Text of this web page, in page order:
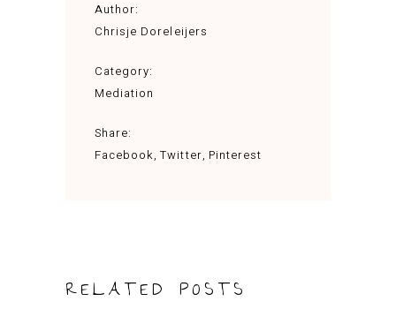
Author:
Chrisje Doreleijers
Category:
Mediation
Share:
Facebook Twitter Pinterest
RELATED POSTS